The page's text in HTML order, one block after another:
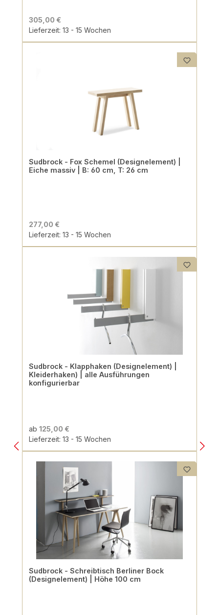
305,00 €
Lieferzeit: 13 - 15 Wochen
Sudbrock - Fox Schemel (Designelement) |
Eiche massiv | B: 60 cm, T: 26 cm
277,00 €
Lieferzeit: 13 - 15 Wochen
Sudbrock - Klapphaken (Designelement) |
Kleiderhaken) | alle Ausführungen
konfigurierbar
ab 125,00 €
Lieferzeit: 13 - 15 Wochen
Sudbrock - Schreibtisch Berliner Bock
(Designelement) | Höhe 100 cm